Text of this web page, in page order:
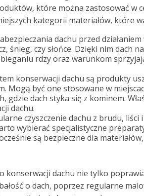
które można zastosować w
kategorii materiałów, które
dachu przed
śnieg, czy słońce. Dzięki nim dach
rdzy oraz warunkom
konserwacji dachu są produkty
Mogą być one stosowane w
gdzie dach styka się z kominem.
dachu.
czyszczenie dachu z brudu, liści
wybierać specjalistyczne
są bezpieczne dla
konserwacji dachu nie tylko
o dach, poprzez regularne